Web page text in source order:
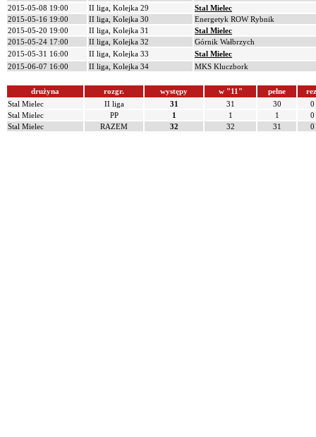
2015-05-08 19:00
II liga, Kolejka 29
Stal Mielec
2015-05-16 19:00
II liga, Kolejka 30
Energetyk ROW Rybnik
2015-05-20 19:00
II liga, Kolejka 31
Stal Mielec
2015-05-24 17:00
II liga, Kolejka 32
Górnik Wałbrzych
2015-05-31 16:00
II liga, Kolejka 33
Stal Mielec
2015-06-07 16:00
II liga, Kolejka 34 MKS Kluczbork
drużyna rozgr. występy w "11" pełne
Stal Mielec
II liga 31 31 30
0
Stal Mielec
PP 1 1 1
0
Stal Mielec
RAZEM 32 32 31 0